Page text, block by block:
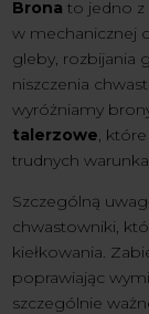
Brona to jedno z
w mechanicznej
gleby, rozbijania
niszczenia
wyróżniamy
talerzowe,
trudnych
Szczególną
chwastowniki,
kiełkowania.
poprawiając
szczególnie